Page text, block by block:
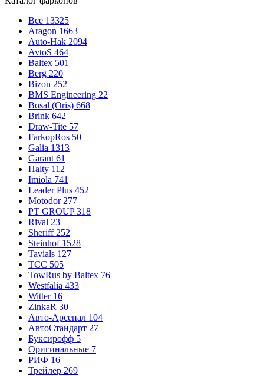
Все 13325
Aragon 1663
Auto-Hak 2094
AvtoS 464
Baltex 501
Berg 220
Bizon 252
BMS Engineering 22
Bosal (Oris) 668
Brink 642
Draw-Tite 57
FarkopRos 50
Galia 1313
Garant 61
Halty 112
Imiola 741
Leader Plus 452
Motodor 277
PT GROUP 318
Rival 23
Sheriff 252
Steinhof 1528
Tavials 127
TCC 505
TowRus by Baltex 76
Westfalia 433
Witter 16
ZinkaR 30
Авто-Арсенал 104
АвтоСтандарт 27
Буксирофф 5
Оригинальные 7
РИФ 16
Трейлер 269